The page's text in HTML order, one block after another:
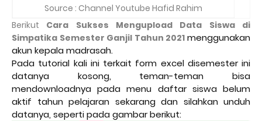
Source : Channel Youtube Hafid Rahim
Berikut Cara Sukses Mengupload Data Siswa di
Simpatika Semester Ganjil Tahun 2021 menggunakan
akun kepala madrasah.
Pada tutorial kali ini terkait form excel disemester ini
datanya kosong, teman-teman bisa
mendownloadnya pada menu daftar siswa belum
aktif tahun pelajaran sekarang dan silahkan unduh
datanya, seperti pada gambar berikut: